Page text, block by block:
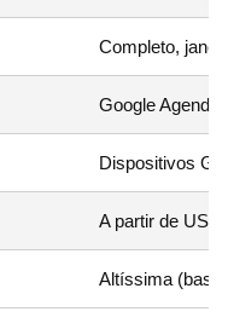
Completo,
Google Agenda
Dispositivos
A partir de US$
Altíssima